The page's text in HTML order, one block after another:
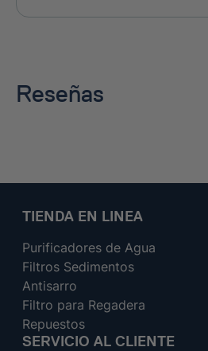
Reseñas
TIENDA EN LINEA
Purificadores de Agua
Filtros Sedimentos
Antisarro
Filtro para Regadera
Repuestos
SERVICIO AL CLIENTE